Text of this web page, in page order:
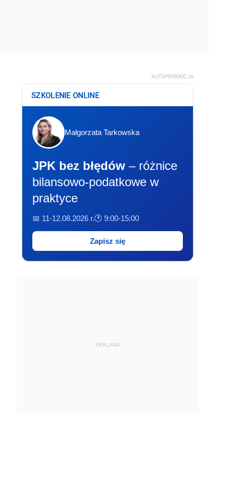
AUTOPROMOCJA
SZKOLENIE ONLINE
Małgorzata Tarkowska
JPK bez błędów – różnice
bilansowo-podatkowe w
praktyce
📅 11-12.08.2026 r.🕐 9:00-15:00
Zapisz się
REKLAMA